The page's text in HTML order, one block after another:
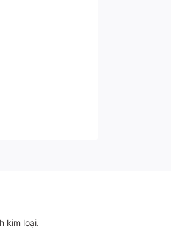
kim loại.